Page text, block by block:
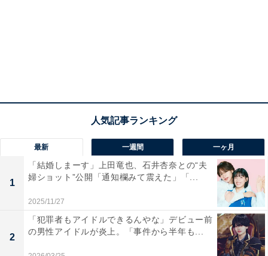
最新 一週間 一ヶ月
1
「結婚しまーす」上田竜也、石井杏奈との“夫
婦ショット”公開「通知欄みて震えた」「...
2025/11/27
2
「犯罪者もアイドルできるんやな」デビュー前
の男性アイドルが炎上。「事件から半年も...